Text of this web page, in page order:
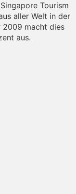
Tourism
aller Welt in der
2009 macht dies
aus.